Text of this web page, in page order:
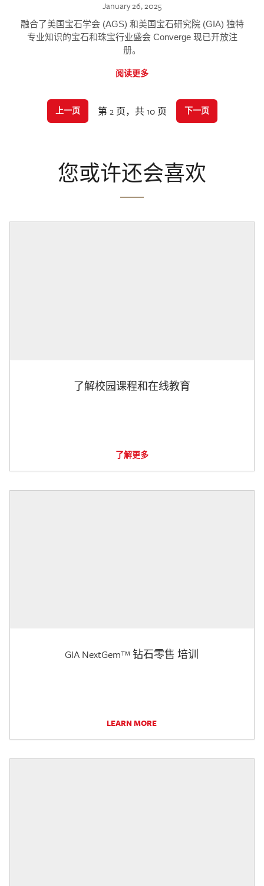
January 26, 2025
融合了美国宝石学会 (AGS) 和美国宝石研究院 (GIA) 独特
专业知识的宝石和珠宝行业盛会 Converge 现已开放注
册。
阅读更多
上一页 第 2 页，共 10 页 下一页
您或许还会喜欢
了解校园课程和在线教育
了解更多
GIA NextGem™ 钻石零售 培训
LEARN MORE